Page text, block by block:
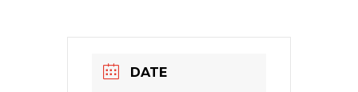
DATE